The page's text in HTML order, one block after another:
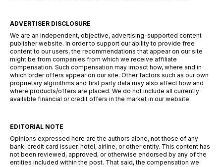
ADVERTISER DISCLOSURE
We are an independent, objective, advertising-supported content
publisher website. In order to support our ability to provide free
content to our users, the recommendations that appear on our site
might be from companies from which we receive affiliate
compensation. Such compensation may impact how, where and in
which order offers appear on our site. Other factors such as our own
proprietary algorithms and first party data may also affect how and
where products/offers are placed. We do not include all currently
available financial or credit offers in the market in our website.
EDITORIAL NOTE
Opinions expressed here are the authors alone, not those of any
bank, credit card issuer, hotel, airline, or other entity. This content has
not been reviewed, approved, or otherwise endorsed by any of the
entities included within the post. That said, the compensation we